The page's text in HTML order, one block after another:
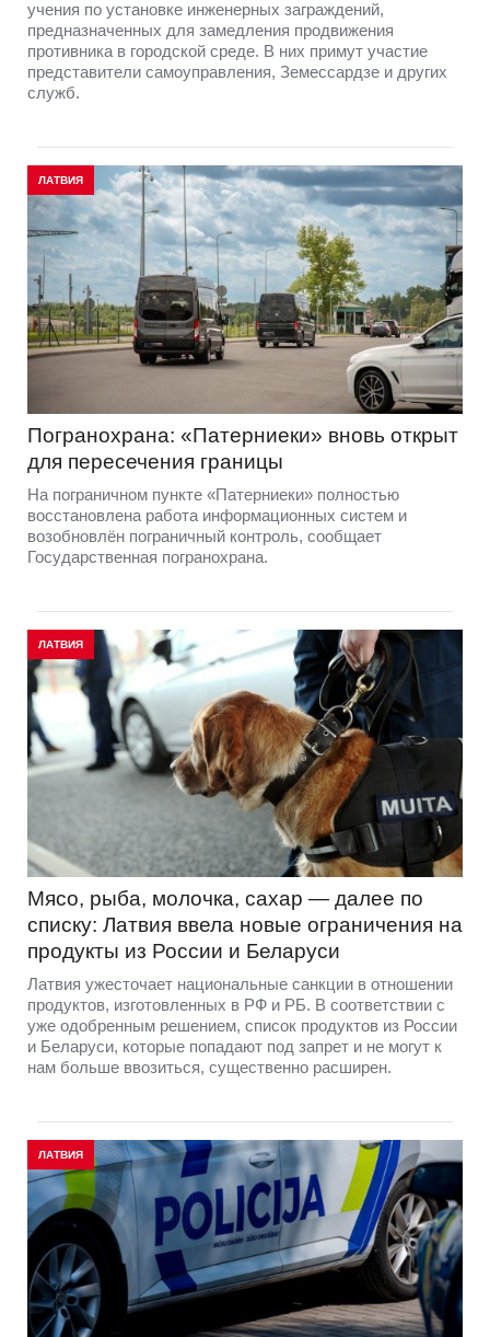
учения по установке инженерных заграждений,
предназначенных для замедления продвижения
противника в городской среде. В них примут участие
представители самоуправления, Земессардзе и других
служб.
ЛАТВИЯ
Погранохрана: «Патерниеки» вновь открыт
для пересечения границы
На пограничном пункте «Патерниеки» полностью
восстановлена работа информационных систем и
возобновлён пограничный контроль, сообщает
Государственная погранохрана.
ЛАТВИЯ
Мясо, рыба, молочка, сахар — далее по
списку: Латвия ввела новые ограничения на
продукты из России и Беларуси
Латвия ужесточает национальные санкции в отношении
продуктов, изготовленных в РФ и РБ. В соответствии с
уже одобренным решением, список продуктов из России
и Беларуси, которые попадают под запрет и не могут к
нам больше ввозиться, существенно расширен.
ЛАТВИЯ